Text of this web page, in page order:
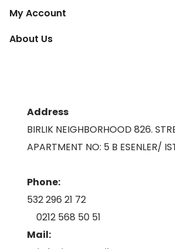
My Account
About Us
Address
BIRLIK NEIGHBORHOOD 826.
APARTMENT NO: 5 B ESENLER/
Phone:
532 296 21 72
0212 568 50 51
Mail: